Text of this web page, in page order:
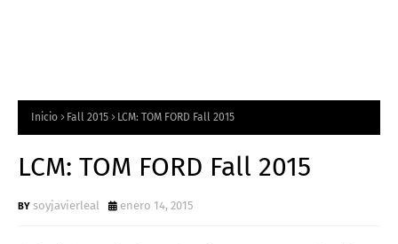
Inicio Fall 2015 LCM: TOM FORD Fall 2015
LCM: TOM FORD Fall 2015
soyjavierleal enero 14, 2015